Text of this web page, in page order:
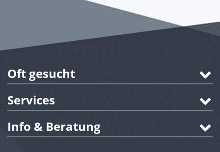
Oft gesucht
Services
Info & Beratung